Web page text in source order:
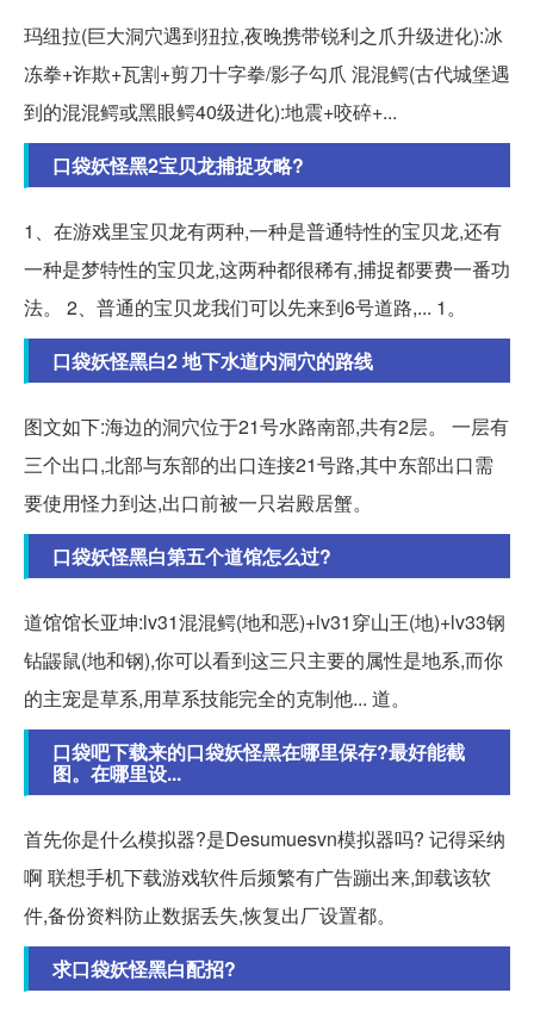
玛纽拉(巨大洞穴遇到狃拉,夜晚携带锐利之爪升级进化):冰
冻拳+诈欺+瓦割+剪刀十字拳/影子勾爪 混混鳄(古代城堡遇
到的混混鳄或黑眼鳄40级进化):地震+咬碎+...
口袋妖怪黑2宝贝龙捕捉攻略?
1、在游戏里宝贝龙有两种,一种是普通特性的宝贝龙,还有
一种是梦特性的宝贝龙,这两种都很稀有,捕捉都要费一番功
法。 2、普通的宝贝龙我们可以先来到6号道路,... 1。
口袋妖怪黑白2 地下水道内洞穴的路线
图文如下:海边的洞穴位于21号水路南部,共有2层。 一层有
三个出口,北部与东部的出口连接21号路,其中东部出口需
要使用怪力到达,出口前被一只岩殿居蟹。
口袋妖怪黑白第五个道馆怎么过?
道馆馆长亚坤:lv31混混鳄(地和恶)+lv31穿山王(地)+lv33钢
钻鼹鼠(地和钢),你可以看到这三只主要的属性是地系,而你
的主宠是草系,用草系技能完全的克制他... 道。
口袋吧下载来的口袋妖怪黑在哪里保存?最好能截
图。在哪里设...
首先你是什么模拟器?是Desumuesvn模拟器吗? 记得采纳
啊 联想手机下载游戏软件后频繁有广告蹦出来,卸载该软
件,备份资料防止数据丢失,恢复出厂设置都。
求口袋妖怪黑白配招?